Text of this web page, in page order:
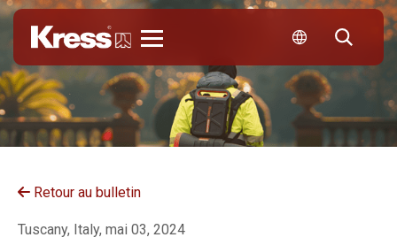
Retour au bulletin
Tuscany, Italy, mai 03, 2024